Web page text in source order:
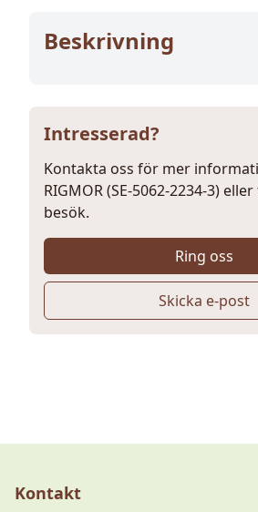
Beskrivning
Intresserad?
Kontakta oss för mer
RIGMOR (SE-5062-2234-3)
besök.
Ring oss
Skicka e-post
Kontakt